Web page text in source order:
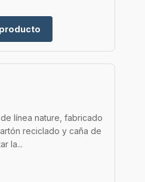
línea nature, fabricado
reciclado y caña de
la...